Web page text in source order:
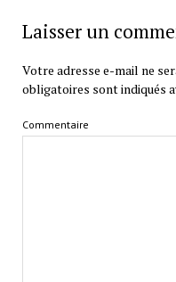
Laisser un
Votre adresse e-mail ne
obligatoires sont indiqués
Commentaire